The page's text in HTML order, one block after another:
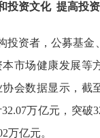
投资文化 提高投
投资者，公募基金
市场健康发展等
会数据显示，截
32.07万亿元，突破
万亿元。